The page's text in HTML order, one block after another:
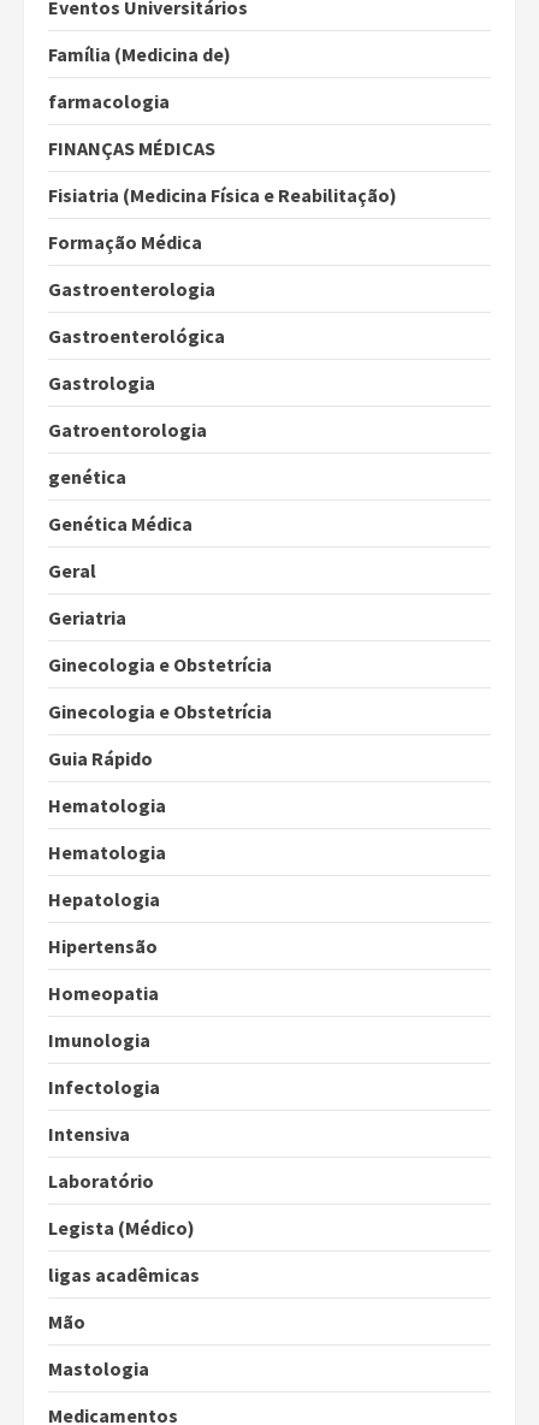
Eventos Universitários
Família (Medicina de)
farmacologia
FINANÇAS MÉDICAS
Fisiatria (Medicina Física e Reabilitação)
Formação Médica
Gastroenterologia
Gastroenterológica
Gastrologia
Gatroentorologia
genética
Genética Médica
Geral
Geriatria
Ginecologia e Obstetrícia
Ginecologia e Obstetrícia
Guia Rápido
Hematologia
Hematologia
Hepatologia
Hipertensão
Homeopatia
Imunologia
Infectologia
Intensiva
Laboratório
Legista (Médico)
ligas acadêmicas
Mão
Mastologia
Medicamentos